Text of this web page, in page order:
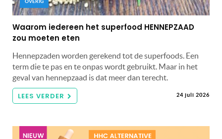
OVERIG
Waarom iedereen het superfood HENNEPZAAD
zou moeten eten
Hennepzaden worden gerekend tot de superfoods. Een
term die te pas en te onpas wordt gebruikt. Maar in het
geval van hennepzaad is dat meer dan terecht.
LEES VERDER 24 juli 2026